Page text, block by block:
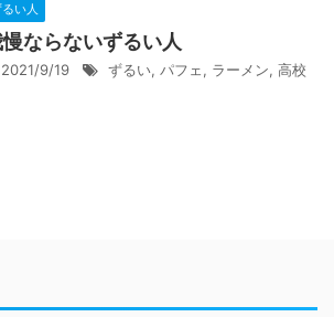
い人
ならないずるい人
2021/9/19 ずるい, パフェ, ラーメン, 高校